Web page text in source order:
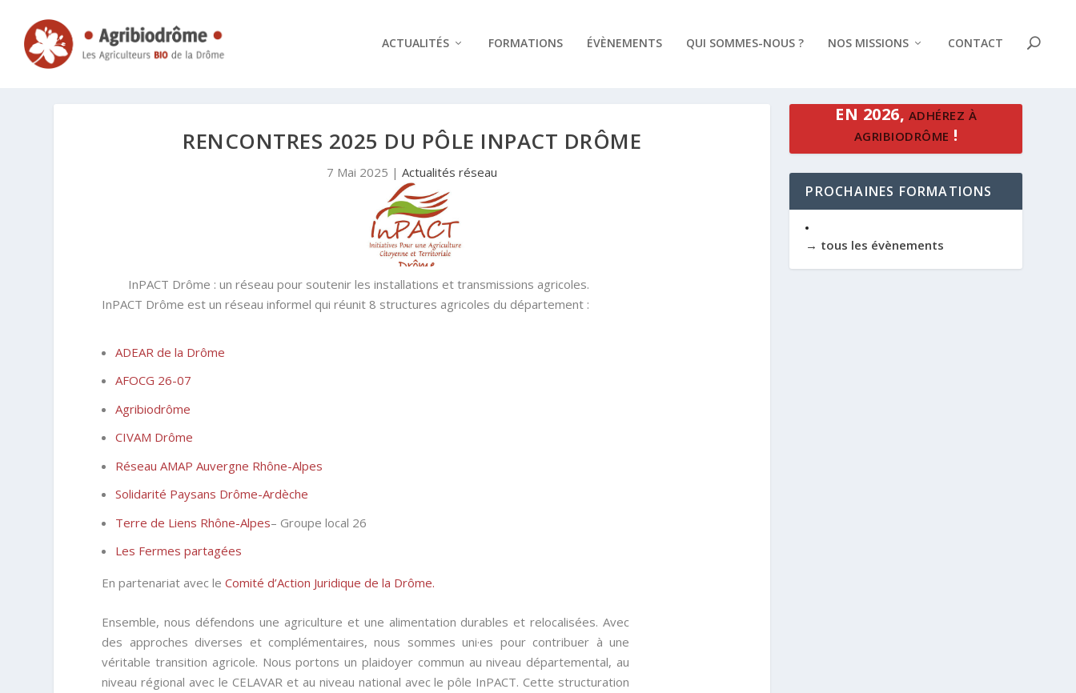
ACTUALITÉS FORMATIONS ÉVÈNEMENTS QUI SOMMES-NOUS ? NOS MISSIONS CONTACT
RENCONTRES 2025 DU PÔLE INPACT DRÔME
7 Mai 2025 |Actualités réseau
InPACT Drôme : un réseau pour soutenir les installations et transmissions agricoles.
InPACT Drôme est un réseau informel qui réunit 8 structures agricoles du département :
ADEAR de la Drôme
AFOCG 26-07
Agribiodrôme
CIVAM Drôme
Réseau AMAP Auvergne Rhône-Alpes
Solidarité Paysans Drôme-Ardèche
Terre de Liens Rhône-Alpes– Groupe local 26
Les Fermes partagées
En partenariat avec leComité d’Action Juridique de la Drôme.
Ensemble, nous défendons une agriculture et une alimentation durables et relocalisées. Avec
des approches diverses et complémentaires, nous sommes uni·es pour contribuer à une
véritable transition agricole. Nous portons un plaidoyer commun au niveau départemental, au
niveau régional avec le CELAVAR et au niveau national avec le pôle InPACT. Cette structuration
EN 2026, ADHÉREZ À
AGRIBIODRÔME !
PROCHAINES FORMATIONS
→ tous les évènements